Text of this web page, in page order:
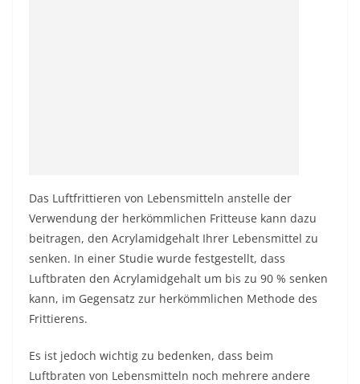
Das Luftfrittieren von Lebensmitteln anstelle der
Verwendung der herkömmlichen Fritteuse kann dazu
beitragen, den Acrylamidgehalt Ihrer Lebensmittel zu
senken. In einer Studie wurde festgestellt, dass
Luftbraten den Acrylamidgehalt um bis zu 90 % senken
kann, im Gegensatz zur herkömmlichen Methode des
Frittierens.
Es ist jedoch wichtig zu bedenken, dass beim
Luftbraten von Lebensmitteln noch mehrere andere